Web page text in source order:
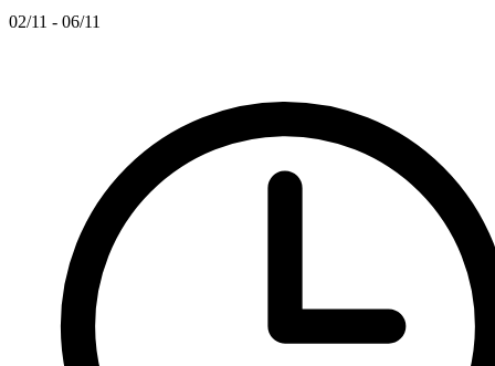
02/11 - 06/11